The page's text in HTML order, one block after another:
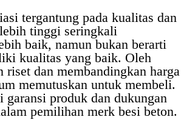
tergantung pada kualitas dan
tinggi seringkali
baik, namun bukan berarti
kualitas yang baik. Oleh
dan membandingkan harga
memutuskan untuk membeli.
produk dan dukungan
pemilihan merk besi beton.